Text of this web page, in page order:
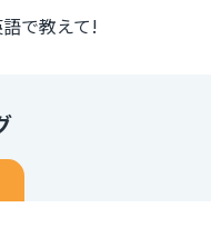
で教えて!